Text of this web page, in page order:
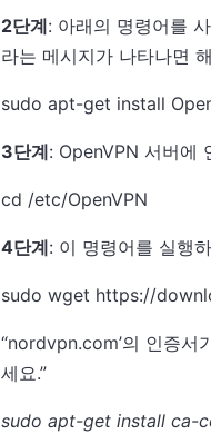
2단계: 아래의 명령어를
라는 메시지가 나타나면
sudo apt-get install
3단계: OpenVPN 서버에
cd /etc/OpenVPN
4단계: 이 명령어를 실행
sudo wget https://
“nordvpn.com’의 인증서
세요.”
sudo apt-get install ca-